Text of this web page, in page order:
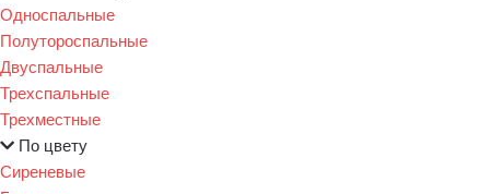
Односпальные
Полутороспальные
Двуспальные
Трехспальные
Трехместные
По цвету
Сиреневые